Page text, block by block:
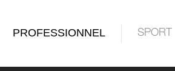
PROFESSIONNEL SPORT